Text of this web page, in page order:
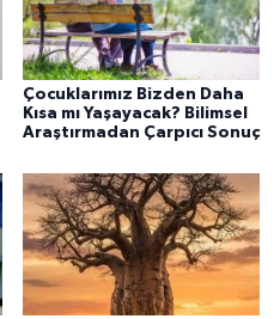
Çocuklarımız Bizden Daha
Kısa mı Yaşayacak? Bilimsel
Araştırmadan Çarpıcı Sonuç